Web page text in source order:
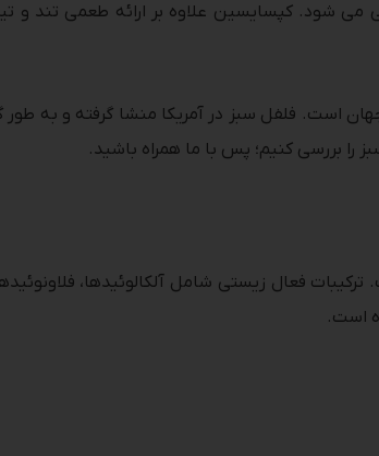
شود. کپسایسین علاوه بر ارائه طعمی تند و
است. فلفل سبز در آمریکا منشا گرفته و به طور
را بررسی کنیم؛ پس با ما همراه باشید.
فعال زیستی شامل آلکالوئیدها،
است.